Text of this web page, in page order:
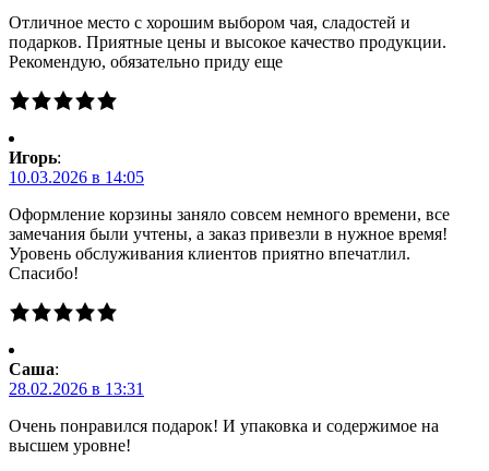
Отличное место с хорошим выбором чая, сладостей и
подарков. Приятные цены и высокое качество продукции.
Рекомендую, обязательно приду еще
Игорь:
10.03.2026 в 14:05
Оформление корзины заняло совсем немного времени, все
замечания были учтены, а заказ привезли в нужное время!
Уровень обслуживания клиентов приятно впечатлил.
Спасибо!
Саша:
28.02.2026 в 13:31
Очень понравился подарок! И упаковка и содержимое на
высшем уровне!